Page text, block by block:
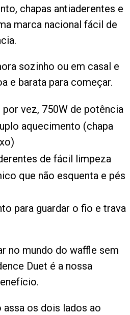
chapas antiaderentes e
marca nacional fácil de
sozinho ou em casal e
e barata para começar.
por vez, 750W de potência
aquecimento (chapa
de fácil limpeza
que não esquenta e pés
para guardar o fio e trava
no mundo do waffle sem
Duet é a nossa
os dois lados ao